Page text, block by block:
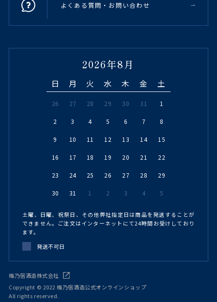
よくある質問・お問い合わせ
2026年8月
日 月 火 水 木 金 土
26 27 28 29 30 31 1
2 3 4 5 6 7 8
9 10 11 12 13 14 15
16 17 18 19 20 21 22
23 24 25 26 27 28 29
30 31 1 2 3 4 5
土曜、日曜、祝祭日、その他弊社指定日は商品を発送することが
できません。ご注文はインターネットにて24時間お受けしており
ます。
発送不可日
梅乃宿酒造株式会社
Copyright © 2022 梅乃宿酒造公式オンラインショップ
All rights reserved.